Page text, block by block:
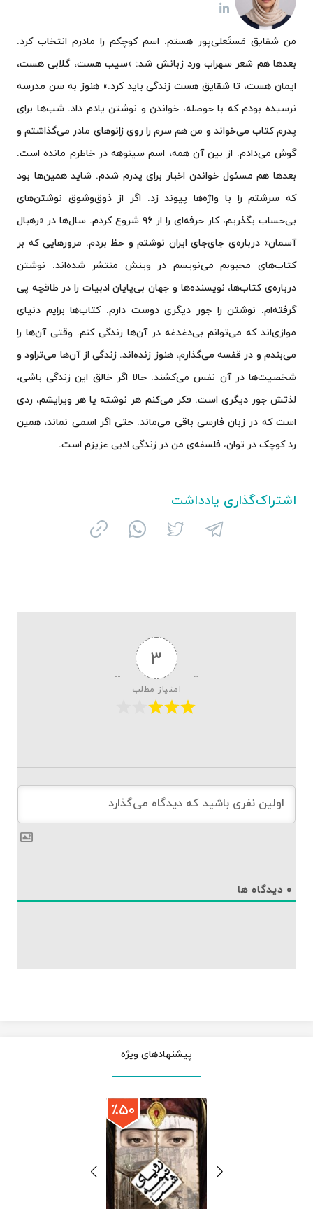
من شقایق مَستَعلی‌پور هستم. اسم کوچکم را مادرم انتخاب کرد.
بعدها هم شعر سهراب ورد زبانش شد: «سیب هست، گلابی هست،
ایمان هست، تا شقایق هست زندگی باید کرد.» هنوز به سن مدرسه
نرسیده بودم که با حوصله، خواندن و نوشتن یادم داد. شب‌ها برای
پدرم کتاب می‌خواند و من هم سرم را روی زانوهای مادر می‌گذاشتم و
گوش می‌دادم. از بین آن همه، اسم سینوهه در خاطرم مانده است.
بعدها هم مسئول خواندن اخبار برای پدرم شدم. شاید همین‌ها بود
که سرشتم را با واژه‌ها پیوند زد. اگر از ذوق‌وشوق نوشتن‌های
بی‌حساب بگذریم، کار حرفه‌ای را از ۹۶ شروع کردم. سال‌ها در «رهبال
آسمان» درباره‌ی جای‌جای ایران نوشتم و حظ بردم. مرورهایی که بر
کتاب‌های محبوبم می‌نویسم در وینش منتشر شده‌اند. نوشتن
درباره‌ی کتاب‌ها، نویسنده‌ها و جهان بی‌پایان ادبیات را در طاقچه پی
گرفته‌ام. نوشتن را جور دیگری دوست دارم. کتاب‌ها برایم دنیای
موازی‌اند که می‌توانم بی‌دغدغه در آن‌ها زندگی کنم. وقتی آن‌ها را
می‌بندم و در قفسه می‌گذارم، هنوز زنده‌اند. زندگی از آن‌ها می‌تراود و
شخصیت‌ها در آن نفس می‌کشند. حالا اگر خالق این زندگی باشی،
لذتش جور دیگری است. فکر می‌کنم هر نوشته یا هر ویرایشم، ردی
است که در زبان فارسی باقی می‌ماند. حتی اگر اسمی نماند، همین
رد کوچک در توان، فلسفه‌ی من در زندگی ادبی عزیزم است.
اشتراک‌گذاری یادداشت
۳
امتیاز مطلب
۰ دیدگاه ها
پیشنهادهای ویژه
٪۵۰